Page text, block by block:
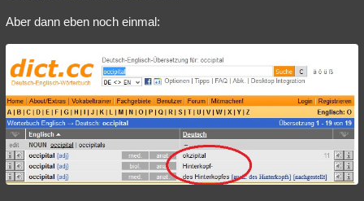
Aber dann eben noch einmal: